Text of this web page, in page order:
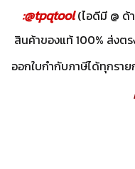
:@tpqtool(ไอดีมี @ ด้
สินค้าของแท้ 100% ส่งต
ออกใบกำกับภาษีได้ทุกรา